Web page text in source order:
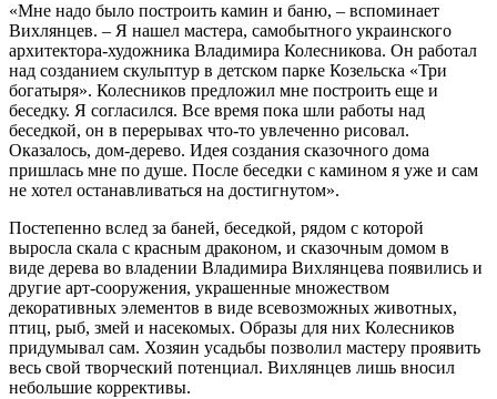
«Мне надо было построить камин и баню, – вспоминает
Вихлянцев. – Я нашел мастера, самобытного украинского
архитектора-художника Владимира Колесникова. Он работал
над созданием скульптур в детском парке Козельска «Три
богатыря». Колесников предложил мне построить еще и
беседку. Я согласился. Все время пока шли работы над
беседкой, он в перерывах что-то увлеченно рисовал.
Оказалось, дом-дерево. Идея создания сказочного дома
пришлась мне по душе. После беседки с камином я уже и сам
не хотел останавливаться на достигнутом».
Постепенно вслед за баней, беседкой, рядом с которой
выросла скала с красным драконом, и сказочным домом в
виде дерева во владении Владимира Вихлянцева появились и
другие арт-сооружения, украшенные множеством
декоративных элементов в виде всевозможных животных,
птиц, рыб, змей и насекомых. Образы для них Колесников
придумывал сам. Хозяин усадьбы позволил мастеру проявить
весь свой творческий потенциал. Вихлянцев лишь вносил
небольшие коррективы.